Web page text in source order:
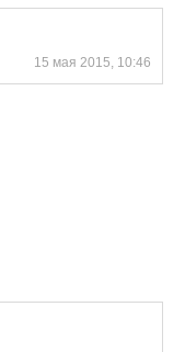
15 мая 2015, 10:46